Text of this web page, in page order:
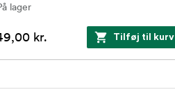
lager
kr. Tilføj til kurv